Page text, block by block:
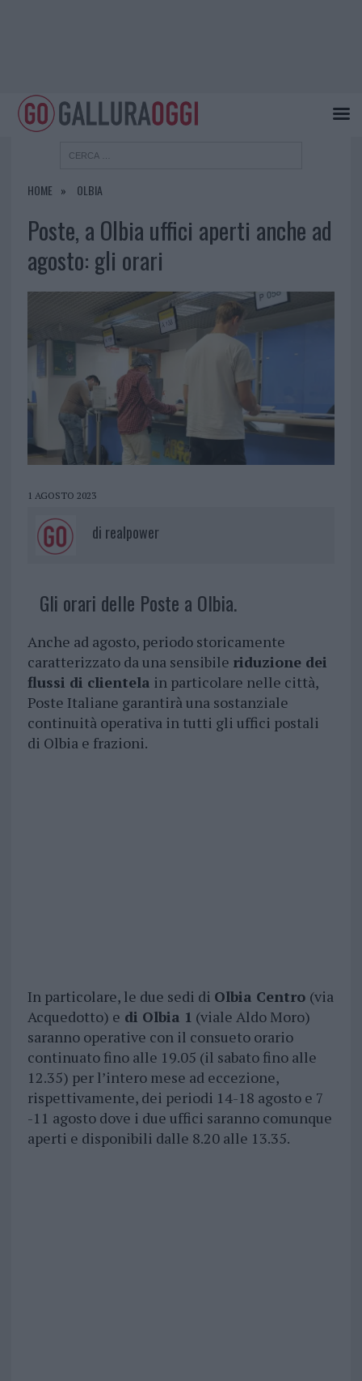
HOME OLBIA
Poste, a Olbia uffici aperti anche ad
agosto: gli orari
1 AGOSTO 2023
di realpower
Gli orari delle Poste a Olbia.
Anche ad agosto, periodo storicamente
caratterizzato da una sensibile riduzione dei
flussi di clientela in particolare nelle città,
Poste Italiane garantirà una sostanziale
continuità operativa in tutti gli uffici postali
di Olbia e frazioni.
In particolare, le due sedi di Olbia Centro (via
Acquedotto) e di Olbia 1 (viale Aldo Moro)
saranno operative con il consueto orario
continuato fino alle 19.05 (il sabato fino alle
12.35) per l’intero mese ad eccezione,
rispettivamente, dei periodi 14-18 agosto e 7
-11 agosto dove i due uffici saranno comunque
aperti e disponibili dalle 8.20 alle 13.35.